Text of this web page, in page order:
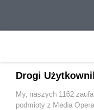
Wydawca mediów
Drogi
My, naszych 1162
podmioty z Media